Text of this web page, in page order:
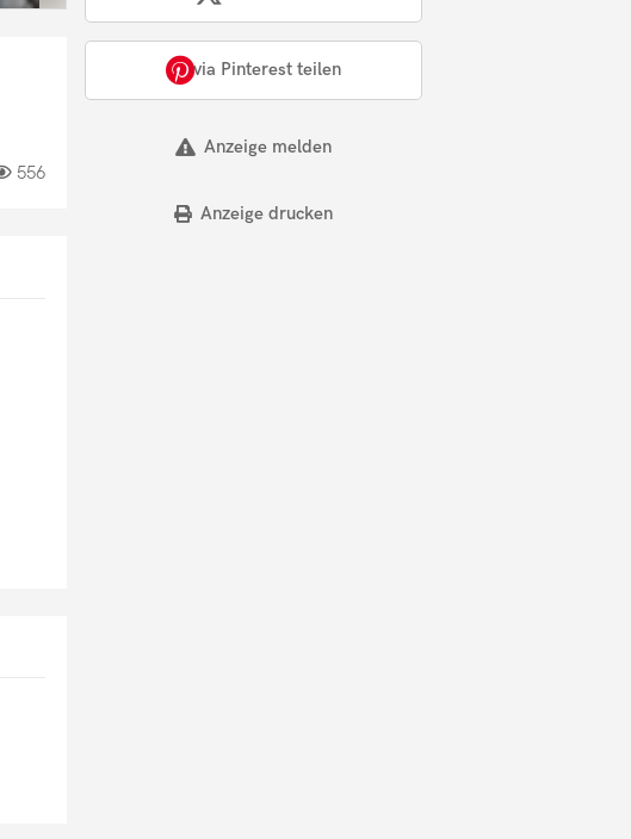
556
via Pinterest teilen
Anzeige melden
Anzeige drucken